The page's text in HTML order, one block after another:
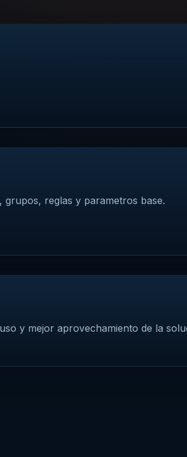
grupos, reglas y parametros base.
y mejor aprovechamiento de la